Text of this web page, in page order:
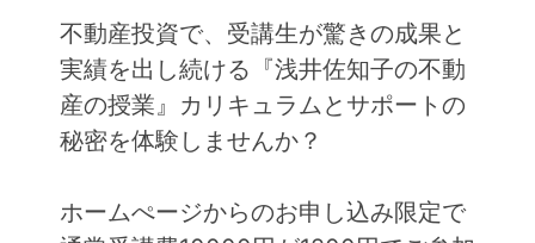
不動産投資で、受講生が驚きの成果と
実績を出し続ける『浅井佐知子の不動
産の授業』カリキュラムとサポートの
秘密を体験しませんか？
ホームぺージからのお申し込み限定で